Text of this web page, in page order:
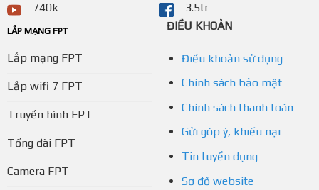
740k 3.5tr
LẮP MẠNG FPT
Lắp mạng FPT
Lắp wifi 7 FPT
Truyền hình FPT
Tổng đài FPT
Camera FPT
ĐIỀU KHOẢN
Điều khoản sử dụng
Chính sách bảo mật
Chính sách thanh toán
Gửi góp ý, khiếu nại
Tin tuyển dụng
Sơ đồ website